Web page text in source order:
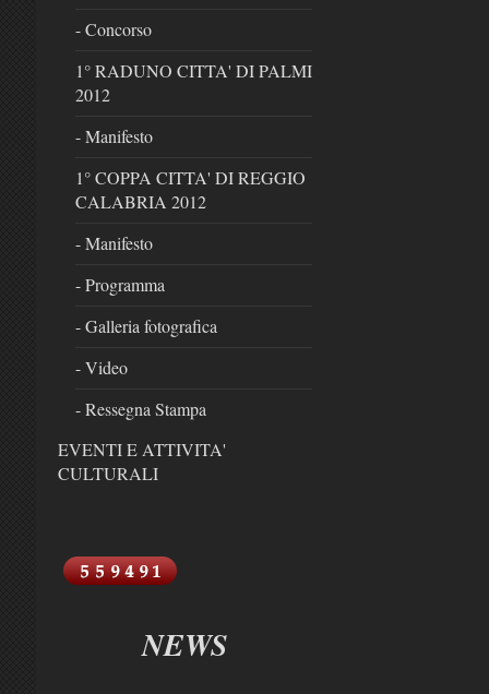
- Concorso
1° RADUNO CITTA' DI PALMI
2012
- Manifesto
1° COPPA CITTA' DI REGGIO
CALABRIA 2012
- Manifesto
- Programma
- Galleria fotografica
- Video
- Ressegna Stampa
EVENTI E ATTIVITA'
CULTURALI
NEWS